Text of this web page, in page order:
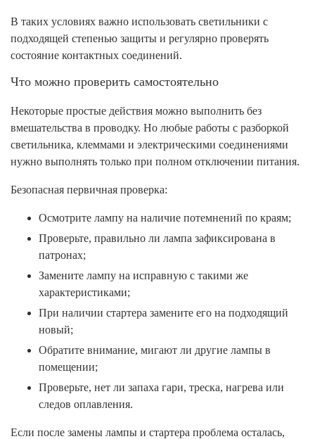
В таких условиях важно использовать светильники с
подходящей степенью защиты и регулярно проверять
состояние контактных соединений.
Что можно проверить самостоятельно
Некоторые простые действия можно выполнить без
вмешательства в проводку. Но любые работы с разборкой
светильника, клеммами и электрическими соединениями
нужно выполнять только при полном отключении питания.
Безопасная первичная проверка:
Осмотрите лампу на наличие потемнений по краям;
Проверьте, правильно ли лампа зафиксирована в
патронах;
Замените лампу на исправную с такими же
характеристиками;
При наличии стартера замените его на подходящий
новый;
Обратите внимание, мигают ли другие лампы в
помещении;
Проверьте, нет ли запаха гари, треска, нагрева или
следов оплавления.
Если после замены лампы и стартера проблема осталась,